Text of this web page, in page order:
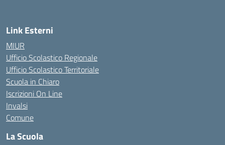
Link Esterni
MIUR
Ufficio Scolastico Regionale
Ufficio Scolastico Territoriale
Scuola in Chiaro
Iscrizioni On Line
Invalsi
Comune
La Scuola